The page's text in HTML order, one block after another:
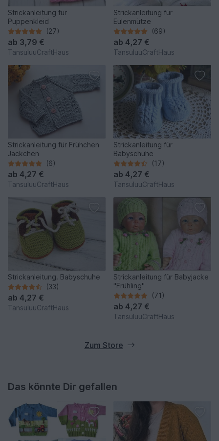
Strickanleitung für
Puppenkleid
(27)
ab 3,79 €
TansuluuCraftHaus
Strickanleitung für
Eulenmütze
(69)
ab 4,27 €
TansuluuCraftHaus
Strickanleitung für Frühchen
Jäckchen
(6)
ab 4,27 €
TansuluuCraftHaus
Strickanleitung für
Babyschuhe
(17)
ab 4,27 €
TansuluuCraftHaus
Strickanleitung. Babyschuhe
(33)
ab 4,27 €
TansuluuCraftHaus
Strickanleitung für Babyjacke
"Frühling"
(71)
ab 4,27 €
TansuluuCraftHaus
Zum Store
Das könnte Dir gefallen